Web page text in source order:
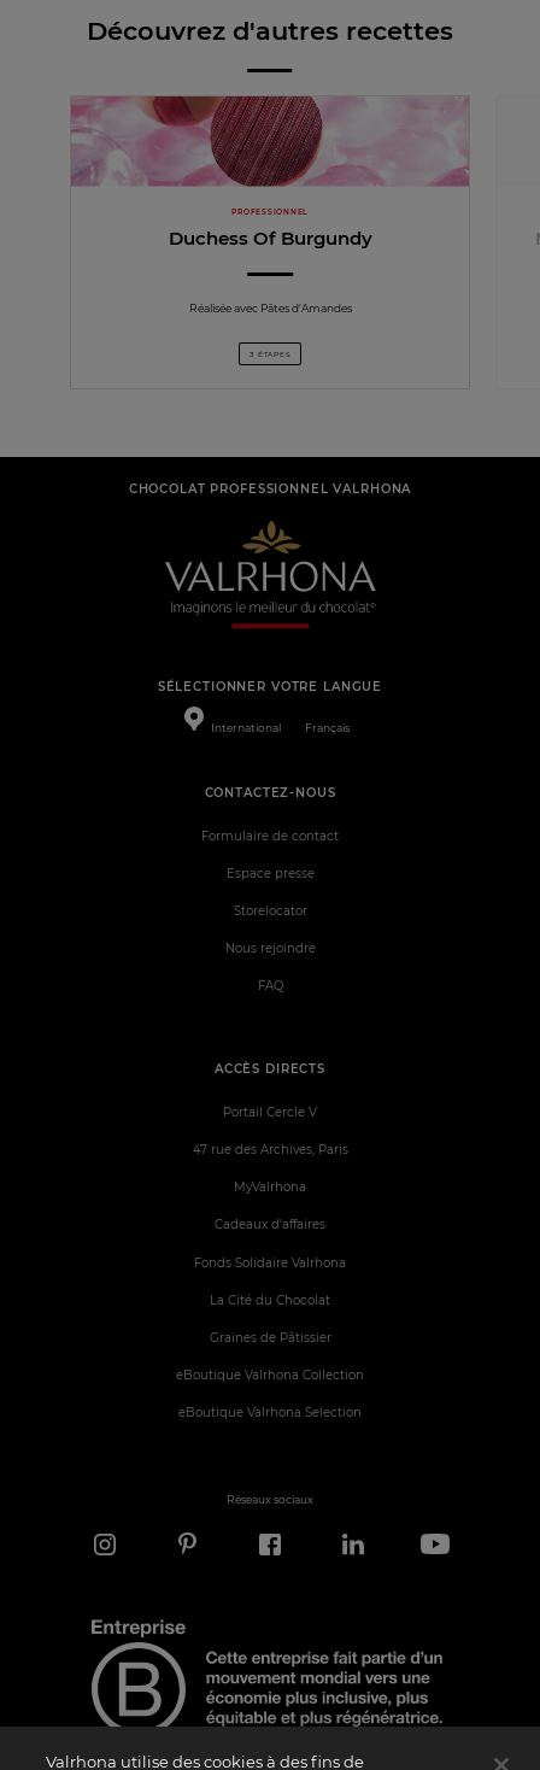
Découvrez d'autres recettes
PROFESSIONNEL
Duchess Of Burgundy
Réalisée avec Pâtes d'Amandes
3 ÉTAPES
CHOCOLAT PROFESSIONNEL VALRHONA
SÉLECTIONNER VOTRE LANGUE
International Français
ACCÈS DIRECTS
Portail Cercle V
47 rue des Archives, Paris
MyValrhona
Cadeaux d'affaires
Fonds Solidaire Valrhona
La Cité du Chocolat
Graines de Pâtissier
eBoutique Valrhona Collection
eBoutique Valrhona Selection
CONTACTEZ-NOUS
Formulaire de contact
Espace presse
Storelocator
Nous rejoindre
FAQ
Réseaux sociaux
Valrhona utilise des cookies à des fins de